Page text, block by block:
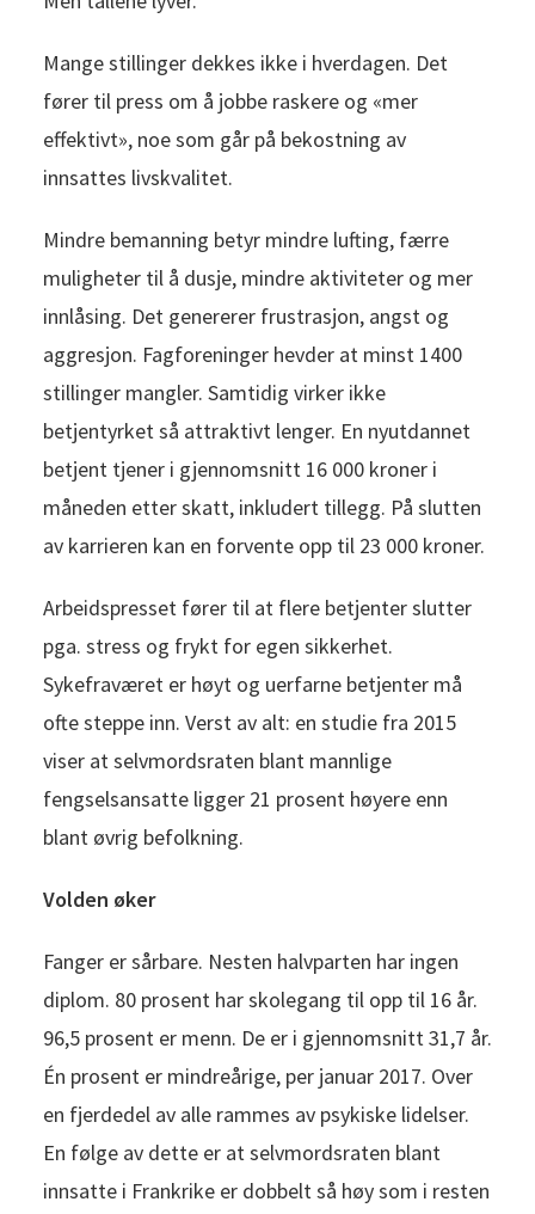
Mange stillinger dekkes ikke i hverdagen. Det
fører til press om å jobbe raskere og «mer
effektivt», noe som går på bekostning av
innsattes livskvalitet.
Mindre bemanning betyr mindre lufting, færre
muligheter til å dusje, mindre aktiviteter og mer
innlåsing. Det genererer frustrasjon, angst og
aggresjon. Fagforeninger hevder at minst 1400
stillinger mangler. Samtidig virker ikke
betjentyrket så attraktivt lenger. En nyutdannet
betjent tjener i gjennomsnitt 16 000 kroner i
måneden etter skatt, inkludert tillegg. På slutten
av karrieren kan en forvente opp til 23 000 kroner.
Arbeidspresset fører til at flere betjenter slutter
pga. stress og frykt for egen sikkerhet.
Sykefraværet er høyt og uerfarne betjenter må
ofte steppe inn. Verst av alt: en studie fra 2015
viser at selvmordsraten blant mannlige
fengselsansatte ligger 21 prosent høyere enn
blant øvrig befolkning.
Volden øker
Fanger er sårbare. Nesten halvparten har ingen
diplom. 80 prosent har skolegang til opp til 16 år.
96,5 prosent er menn. De er i gjennomsnitt 31,7 år.
Én prosent er mindreårige, per januar 2017. Over
en fjerdedel av alle rammes av psykiske lidelser.
En følge av dette er at selvmordsraten blant
innsatte i Frankrike er dobbelt så høy som i resten